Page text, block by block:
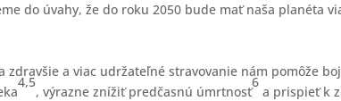
do úvahy, že do roku 2050 bude mať naša planéta
a viac udržateľné stravovanie nám pomôže
4,5
, výrazne znížiť predčasnú úmrtnosť
6
a prispieť k